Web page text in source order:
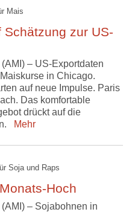
Mais
zur US-
– US-Exportdaten
in Chicago.
auf neue Impulse. Paris
Das komfortable
drückt auf die
Mehr
Soja und Raps
Hoch
– Sojabohnen in